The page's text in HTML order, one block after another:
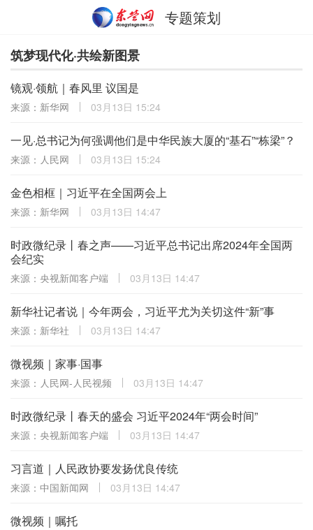
专题策划
筑梦现代化·共绘新图景
镜观·领航｜春风里 议国是
来源：新华网 03月13日 15:24
一见·总书记为何强调他们是中华民族大厦的“基石”“栋梁”？
来源：人民网 03月13日 15:24
金色相框｜习近平在全国两会上
来源：新华网 03月13日 14:47
时政微纪录丨春之声——习近平总书记出席2024年全国两
会纪实
来源：央视新闻客户端 03月13日 14:47
新华社记者说｜今年两会，习近平尤为关切这件“新”事
来源：新华社 03月13日 14:47
微视频｜家事·国事
来源：人民网-人民视频 03月13日 14:47
时政微纪录丨春天的盛会 习近平2024年“两会时间”
来源：央视新闻客户端 03月13日 14:47
习言道｜人民政协要发扬优良传统
来源：中国新闻网 03月13日 14:47
微视频｜嘱托